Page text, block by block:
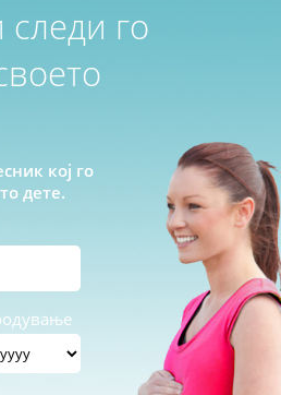
следи го
кој го
дете.